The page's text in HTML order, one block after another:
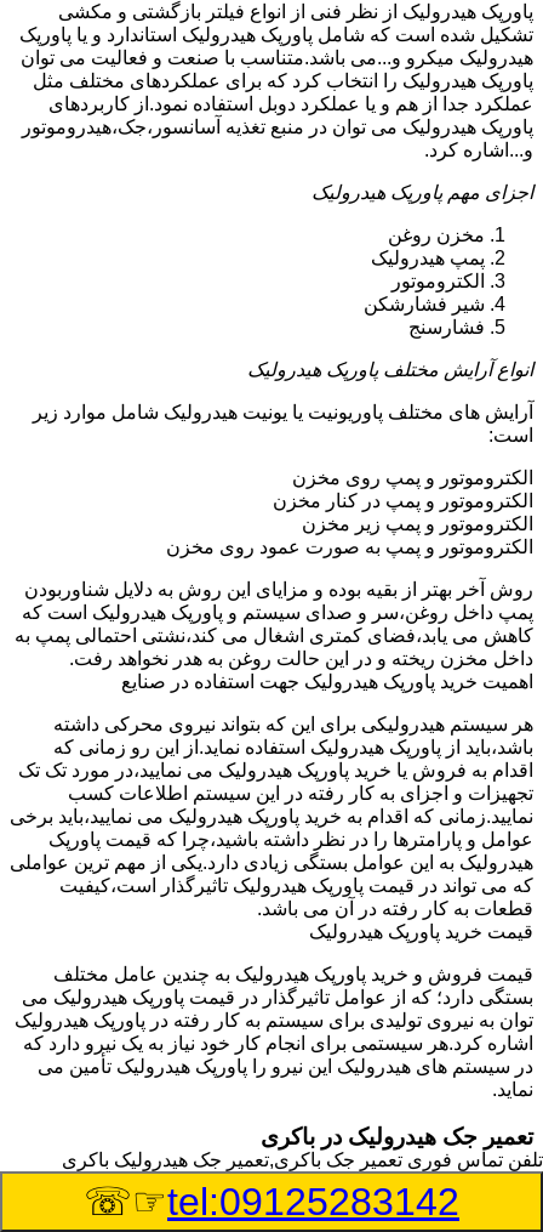
پاورپک هیدرولیک از نظر فنی از انواع فیلتر بازگشتی و مکشی
تشکیل شده است که شامل پاورپک هیدرولیک استاندارد و یا پاورپک
هیدرولیک میکرو و...می باشد.متناسب با صنعت و فعالیت می توان
پاورپک هیدرولیک را انتخاب کرد که برای عملکردهای مختلف مثل
عملکرد جدا از هم و یا عملکرد دوبل استفاده نمود.از کاربردهای
پاورپک هیدرولیک می توان در منبع تغذیه آسانسور،جک،هیدروموتور
و...اشاره کرد.
اجزای مهم پاورپک هیدرولیک
مخزن روغن
پمپ هیدرولیک
الکتروموتور
شیر فشارشکن
فشارسنج
انواع آرایش مختلف پاورپک هیدرولیک
آرایش های مختلف پاوریونیت یا یونیت هیدرولیک شامل موارد زیر
است:
الکتروموتور و پمپ روی مخزن
الکتروموتور و پمپ در کنار مخزن
الکتروموتور و پمپ زیر مخزن
الکتروموتور و پمپ به صورت عمود روی مخزن
روش آخر بهتر از بقیه بوده و مزایای این روش به دلایل شناوربودن
پمپ داخل روغن،سر و صدای سیستم و پاورپک هیدرولیک است که
کاهش می یابد،فضای کمتری اشغال می کند،نشتی احتمالی پمپ به
داخل مخزن ریخته و در این حالت روغن به هدر نخواهد رفت.
اهمیت خرید پاورپک هیدرولیک جهت استفاده در صنایع
هر سیستم هیدرولیکی برای این که بتواند نیروی محرکی داشته
باشد،باید از پاورپک هیدرولیک استفاده نماید.از این رو زمانی که
اقدام به فروش یا خرید پاورپک هیدرولیک می نمایید،در مورد تک تک
تجهیزات و اجزای به کار رفته در این سیستم اطلاعات کسب
نمایید.زمانی که اقدام به خرید پاورپک هیدرولیک می نمایید،باید برخی
عوامل و پارامترها را در نظر داشته باشید،چرا که قیمت پاورپک
هیدرولیک به این عوامل بستگی زیادی دارد.یکی از مهم ترین عواملی
که می تواند در قیمت پاورپک هیدرولیک تاثیرگذار است،کیفیت
قطعات به کار رفته در آن می باشد.
قیمت خرید پاورپک هیدرولیک
قیمت فروش و خرید پاورپک هیدرولیک به چندین عامل مختلف
بستگی دارد؛ که از عوامل تاثیرگذار در قیمت پاورپک هیدرولیک می
توان به نیروی تولیدی برای سیستم به کار رفته در پاورپک هیدرولیک
اشاره کرد.هر سیستمی برای انجام کار خود نیاز به یک نیرو دارد که
در سیستم های هیدرولیک این نیرو را پاورپک هیدرولیک تأمین می
نماید.
تعمیر جک هیدرولیک در باکری
وسیله‎ای که با عملکرد خود موجب بلند شدن اهرم و یا وزن سنگین
در یک قسمت می گردد را جک هیدرولیک می نامند.جک هیدرولیک
تلفن تماس فوری تعمیر جک باکری,تعمیر جک هیدرولیک باکری
tel:09125283142
☞☏